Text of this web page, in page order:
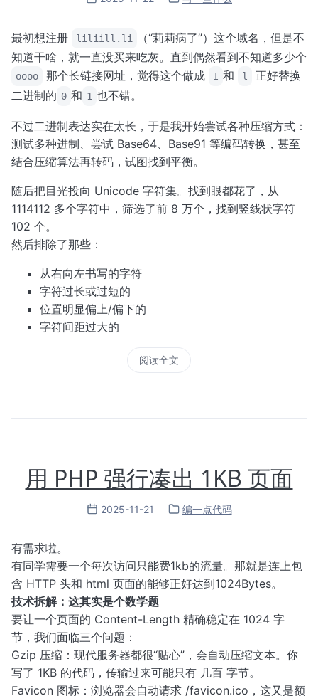
最初想注册 liliill.li
（“莉莉病了”）这个域名，但是不
知道干啥，就一直没买来吃灰。直到偶然看到不知道多少个
oooo 那个长链接网址，觉得这个做成 I 和 l
正好替换
二进制的 0 和 1 也不错。
不过二进制表达实在太长，于是我开始尝试各种压缩方式：
测试多种进制、尝试 Base64、Base91 等编码转换，甚至
结合压缩算法再转码，试图找到平衡。
随后把目光投向 Unicode 字符集。找到眼都花了，从
1114112 多个字符中，筛选了前 8 万个，找到竖线状字符
102 个。
然后排除了那些：
从右向左书写的字符
字符过长或过短的
位置明显偏上/偏下的
字符间距过大的
阅读全文
用 PHP 强行凑出 1KB 页面
2025-11-21 编一点代码
有需求啦。
有同学需要一个每次访问只能费1kb的流量。那就是连上包
含 HTTP 头和 html 页面的能够正好达到1024Bytes。
技术拆解：这其实是个数学题
要让一个页面的 Content-Length 精确稳定在 1024 字
节，我们面临三个问题：
Gzip 压缩：现代服务器都很“贴心”，会自动压缩文本。你
写了 1KB 的代码，传输过来可能只有 几百 字节。
Favicon 图标：浏览器会自动请求 /favicon.ico，这又是额